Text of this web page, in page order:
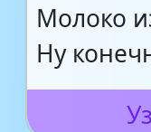
Молоко
Ну